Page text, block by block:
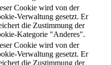
Cookie wird von der
Verwaltung gesetzt. Er
die Zustimmung der
Kategorie "Anderes".
Cookie wird von der
Verwaltung gesetzt. Er
die Zustimmung der